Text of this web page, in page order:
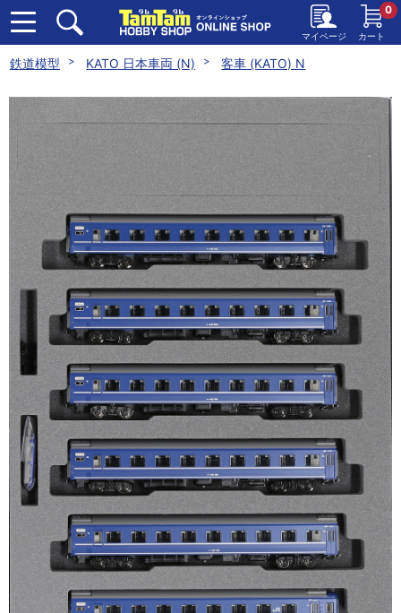
マイページ カート
0
鉄道模型 KATO 日本車両 (N) 客車 (KATO) N